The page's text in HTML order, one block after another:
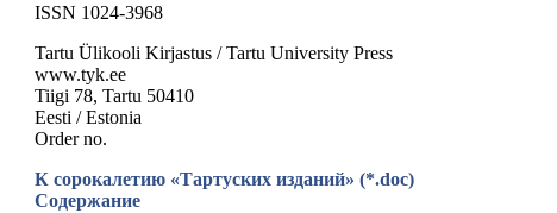
ISSN 1024-3968
Tartu Ülikooli Kirjastus / Tartu University Press
www.tyk.ee
Tiigi 78, Tartu 50410
Eesti / Estonia
Order no.
К сорокалетию «Тартуских изданий» (*.doc)
Содержание